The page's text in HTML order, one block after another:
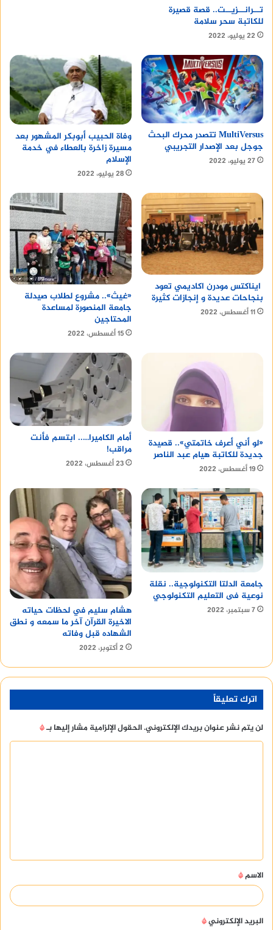
تــرانــزيــت.. قصة قصيرة
للكاتبة سحر سلامة
22 يوليو، 2022
MultiVersus تتصدر محرك البحث
جوجل بعد الإصدار التجريبي
27 يوليو، 2022
وفاة الحبيب أبوبكر المشهور بعد
مسيرة زاخرة بالعطاء في خدمة
الإسلام
28 يوليو، 2022
ايناكتس مودرن اكاديمي تعود
بنجاحات عديدة و إنجازات كثيرة
11 أغسطس، 2022
«غيث».. مشروع لطلاب صيدلة
جامعة المنصورة لمساعدة
المحتاجين
15 أغسطس، 2022
«لو أني أعرف خاتمتي».. قصيدة
جديدة للكاتبة هيام عبد الناصر
19 أغسطس، 2022
أمام الكاميرا….. ابتسم فأنت
مراقب!
23 أغسطس، 2022
جامعة الدلتا التكنولوجية.. نقلة
نوعية فى التعليم التكنولوجي
7 سبتمبر، 2022
هشام سليم في لحظات حياته
الاخيرة القرآن آخر ما سمعه و نطق
الشهاده قبل وفاته
2 أكتوبر، 2022
اترك تعليقاً
لن يتم نشر عنوان بريدك الإلكتروني.الحقول الإلزامية مشار إليها بـ*
ق
*
الاسم*
البريد الإلكتروني*